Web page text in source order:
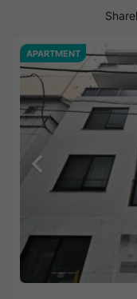
APARTMENT